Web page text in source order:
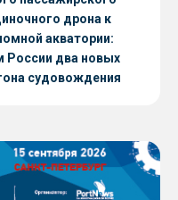
дрона к
акватории:
России два новых
судовождения